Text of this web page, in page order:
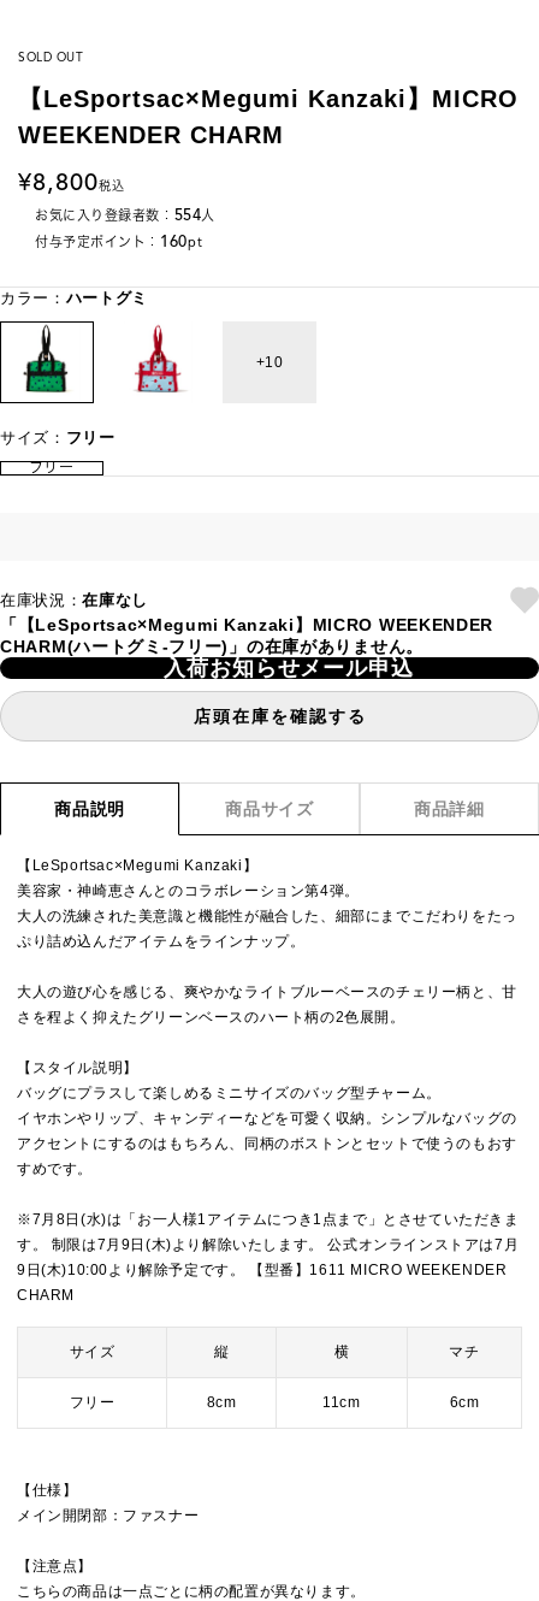
SOLD OUT
【LeSportsac×Megumi Kanzaki】MICRO
WEEKENDER CHARM
8,800税込
お気に入り登録者数： 554人
付与予定ポイント： 160pt
カラー： ハートグミ
10
サイズ： フリー
フリー
在庫状況：在庫なし
「【LeSportsac×Megumi Kanzaki】MICRO WEEKENDER
CHARM(ハートグミ-フリー)」の在庫がありません。
入荷お知らせメール申込
店頭在庫を確認する
商品説明 商品サイズ 商品詳細
【LeSportsac×Megumi Kanzaki】
美容家・神崎恵さんとのコラボレーション第4弾。
大人の洗練された美意識と機能性が融合した、細部にまでこだわりをたっ
ぷり詰め込んだアイテムをラインナップ。
大人の遊び心を感じる、爽やかなライトブルーベースのチェリー柄と、甘
さを程よく抑えたグリーンベースのハート柄の2色展開。
【スタイル説明】
バッグにプラスして楽しめるミニサイズのバッグ型チャーム。
イヤホンやリップ、キャンディーなどを可愛く収納。シンプルなバッグの
アクセントにするのはもちろん、同柄のボストンとセットで使うのもおす
すめです。
※7月8日(水)は「お一人様1アイテムにつき1点まで」とさせていただきま
す。 制限は7月9日(木)より解除いたします。 公式オンラインストアは7月
9日(木)10:00より解除予定です。 【型番】1611 MICRO WEEKENDER
CHARM
サイズ 縦 横 マチ
フリー 8cm 11cm 6cm
【仕様】
メイン開閉部：ファスナー
【注意点】
こちらの商品は一点ごとに柄の配置が異なります。